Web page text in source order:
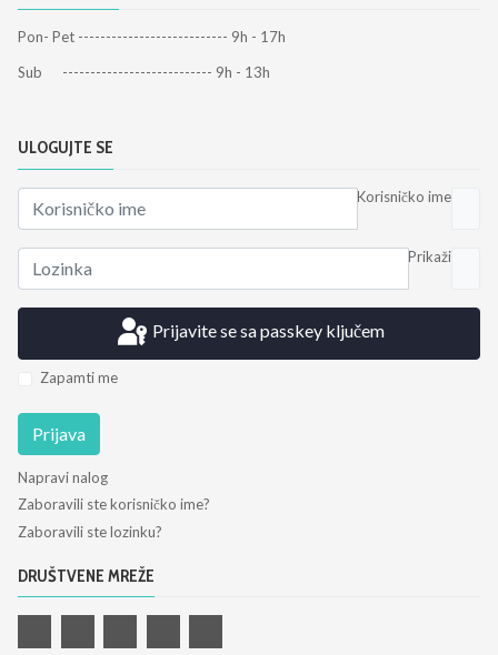
Pon- Pet --------------------------- 9h - 17h
Sub --------------------------- 9h - 13h
ULOGUJTE SE
Korisničko ime
Prikaži
Prijavite se sa passkey ključem
Zapamti me
Prijava
Napravi nalog
Zaboravili ste korisničko ime?
Zaboravili ste lozinku?
DRUŠTVENE MREŽE